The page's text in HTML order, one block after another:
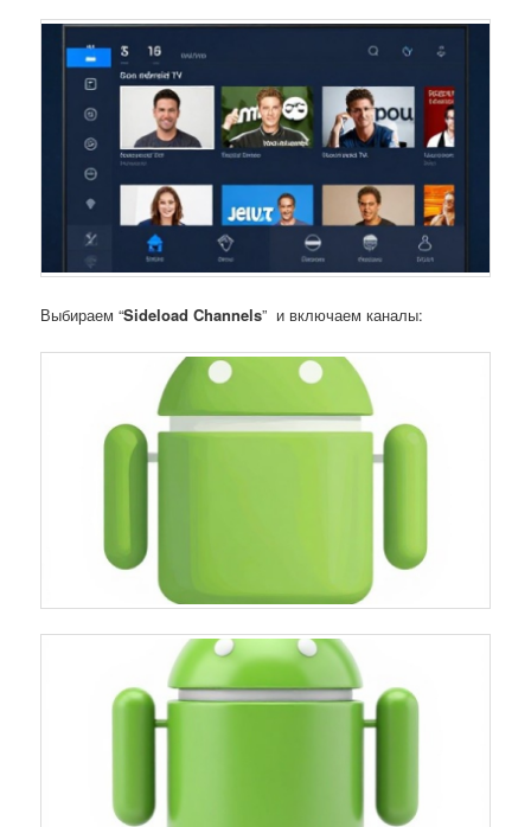
Выбираем “Sideload Channels” и включаем каналы: